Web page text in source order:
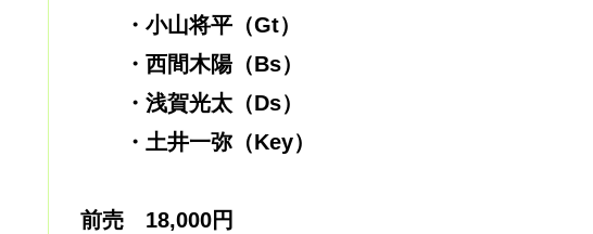
・小山将平（Gt）
・西間木陽（Bs）
・浅賀光太（Ds）
・土井一弥（Key）
前売 18,000円